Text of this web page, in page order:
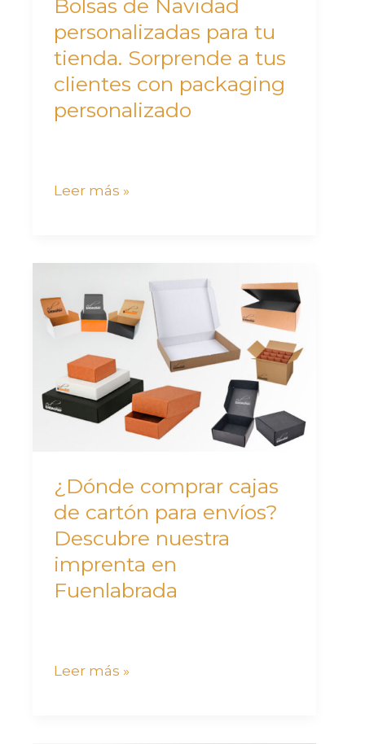
Bolsas de Navidad
personalizadas para tu
tienda. Sorprende a tus
clientes con packaging
personalizado
clientes
personalizado
Leer más »
¿Dónde comprar cajas
de cartón para envíos?
Descubre nuestra
imprenta en
Fuenlabrada
comprar
cajas
cartón
para
envíos?
nuestra
imprenta
Leer más »